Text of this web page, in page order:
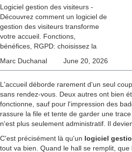
Logiciel gestion des visiteurs -
Découvrez comment un logiciel de
gestion des visiteurs transforme
votre accueil. Fonctions,
bénéfices, RGPD: choisissez la
Marc Duchanal
June 20, 2026
L'accueil déborde rarement d'un seul
sans rendez-vous. Deux autres ont bien
fonctionne, sauf pour l'impression des
rassure la file et tente de garder une
n'est plus seulement administratif. Il
C'est précisément là qu'un logiciel
tout va bien. Quand le hall se remplit,